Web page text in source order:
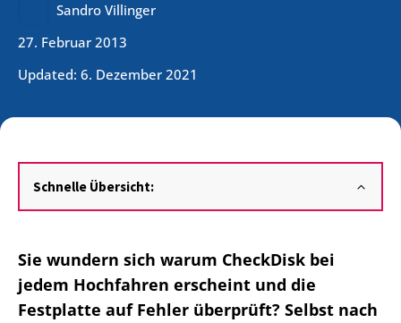
Sandro Villinger
27. Februar 2013
Updated: 6. Dezember 2021
Schnelle Übersicht:
Sie wundern sich warum CheckDisk bei
jedem Hochfahren erscheint und die
Festplatte auf Fehler überprüft? Selbst nach